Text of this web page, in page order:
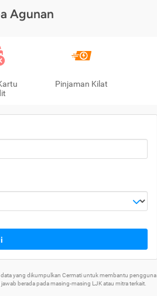
Agunan
Pinjaman Kilat
yang dikumpulkan Cermati untuk membantu pengguna
berada pada masing-masing LJK atau mitra terkait.